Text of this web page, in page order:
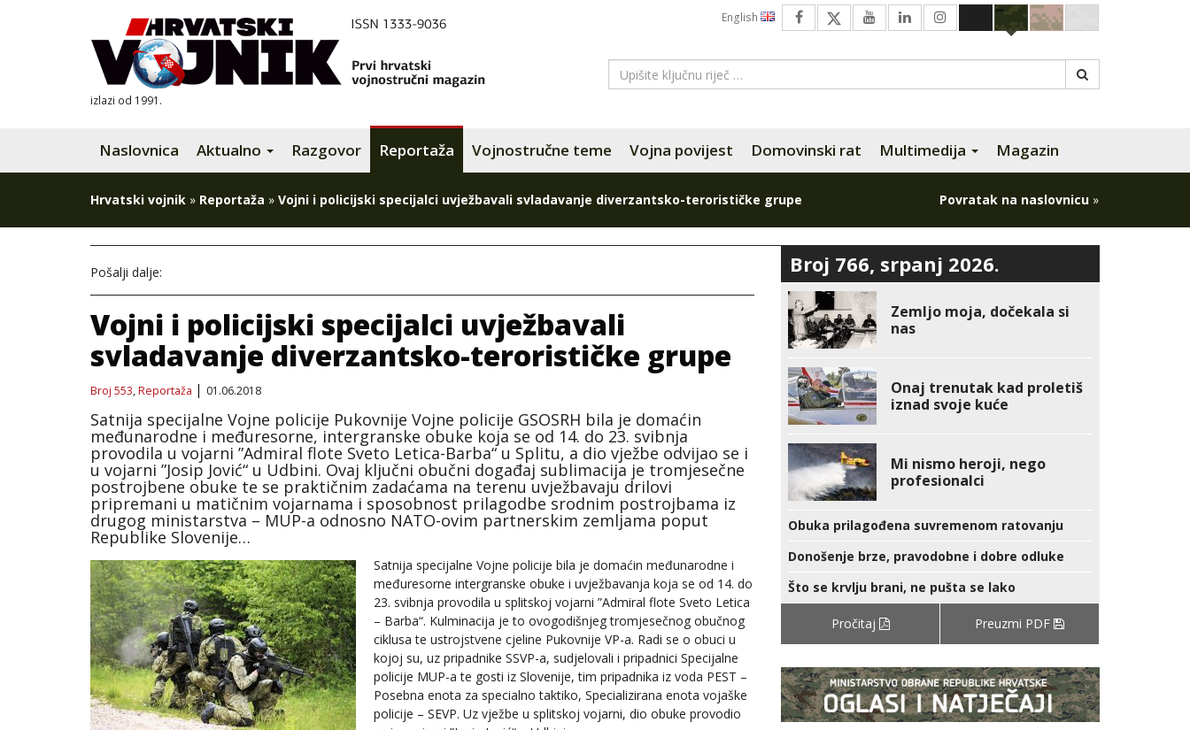
izlazi od 1991.
English
Naslovnica Aktualno Razgovor Reportaža Vojnostručne teme Vojna povijest Domovinski rat Multimedija Magazin
Hrvatski vojnik » Reportaža » Vojni i policijski specijalci uvježbavali svladavanje diverzantsko-terorističke grupe Povratak na naslovnicu »
Pošalji dalje:
Vojni i policijski specijalci uvježbavali
svladavanje diverzantsko-terorističke grupe
Broj 553,Reportaža 01.06.2018
Satnija specijalne Vojne policije Pukovnije Vojne policije GSOSRH bila je domaćin
međunarodne i međuresorne, intergranske obuke koja se od 14. do 23. svibnja
provodila u vojarni ”Admiral flote Sveto Letica-Barba“ u Splitu, a dio vježbe odvijao se i
u vojarni ”Josip Jović“ u Udbini. Ovaj ključni obučni događaj sublimacija je tromjesečne
postrojbene obuke te se praktičnim zadaćama na terenu uvježbavaju drilovi
pripremani u matičnim vojarnama i sposobnost prilagodbe srodnim postrojbama iz
drugog ministarstva – MUP-a odnosno NATO-ovim partnerskim zemljama poput
Republike Slovenije…
Satnija specijalne Vojne policije bila je domaćin međunarodne i
međuresorne intergranske obuke i uvježbavanja koja se od 14. do
23. svibnja provodila u splitskoj vojarni ”Admiral flote Sveto Letica
– Barba“. Kulminacija je to ovogodišnjeg tromjesečnog obučnog
ciklusa te ustrojstvene cjeline Pukovnije VP-a. Radi se o obuci u
kojoj su, uz pripadnike SSVP-a, sudjelovali i pripadnici Specijalne
policije MUP-a te gosti iz Slovenije, tim pripadnika iz voda PEST –
Posebna enota za specialno taktiko, Specializirana enota vojaške
policije – SEVP. Uz vježbe u splitskoj vojarni, dio obuke provodio
Broj 766, srpanj 2026.
Zemljo moja, dočekala si
nas
Onaj trenutak kad proletiš
iznad svoje kuće
Mi nismo heroji, nego
profesionalci
Obuka prilagođena suvremenom ratovanju
Donošenje brze, pravodobne i dobre odluke
Što se krvlju brani, ne pušta se lako
Pročitaj Preuzmi PDF